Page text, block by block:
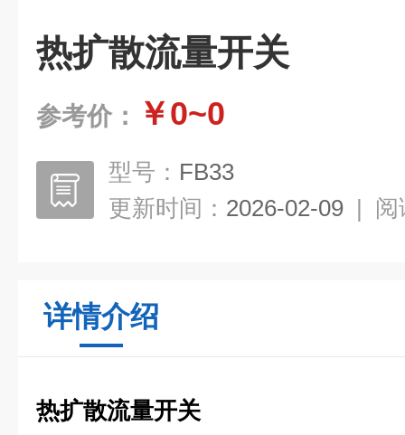
热扩散流量开关
参考价： ￥0~0
型号： FB33
更新时间： 2026-02-09 | 阅
详情介绍
热扩散流量开关